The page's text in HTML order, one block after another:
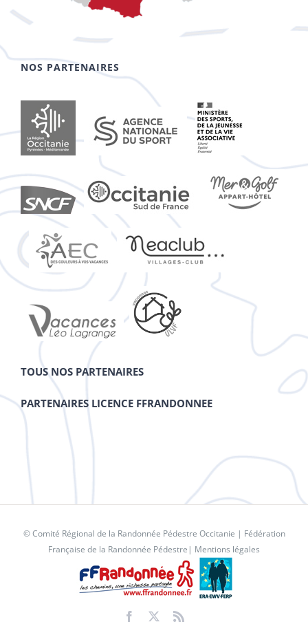
NOS PARTENAIRES
TOUS NOS PARTENAIRES
PARTENAIRES LICENCE FFRANDONNEE
© Comité Régional de la Randonnée Pédestre Occitanie | Fédération
Française de la Randonnée Pédestre | Mentions légales
Facebook